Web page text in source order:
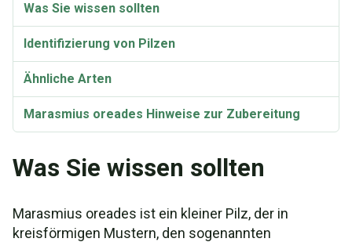
Was Sie wissen sollten
Identifizierung von Pilzen
Ähnliche Arten
Marasmius oreades Hinweise zur Zubereitung
Das Rezept: Reis-Pilaw mit Feenring-Pilzen
Was Sie wissen sollten
Marasmius oreades ist ein kleiner Pilz, der in
kreisförmigen Mustern, den sogenannten